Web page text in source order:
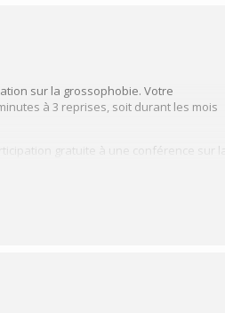
sur la grossophobie. Votre
à 3 reprises, soit durant les mois
gratuite à une conférence sur la
Québec à Trois-Rivières (CERPPE-23-19-